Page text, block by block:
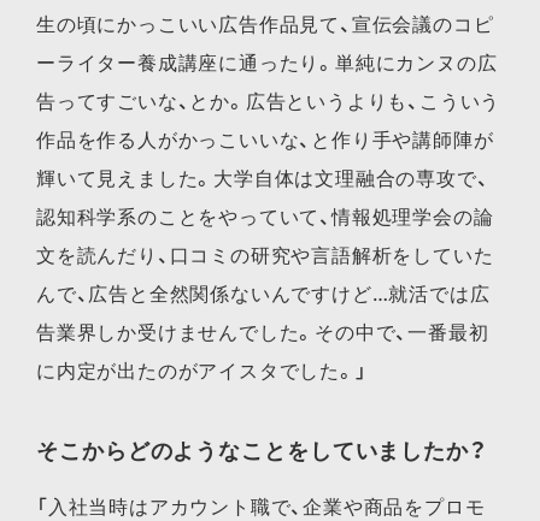
生の頃にかっこいい広告作品見て、宣伝会議のコピ
ーライター養成講座に通ったり。単純にカンヌの広
告ってすごいな、とか。広告というよりも、こういう
作品を作る人がかっこいいな、と作り手や講師陣が
輝いて見えました。大学自体は文理融合の専攻で、
認知科学系のことをやっていて、情報処理学会の論
文を読んだり、口コミの研究や言語解析をしていた
んで、広告と全然関係ないんですけど…就活では広
告業界しか受けませんでした。その中で、一番最初
に内定が出たのがアイスタでした。」
そこからどのようなことをしていましたか？
「入社当時はアカウント職で、企業や商品をプロモ